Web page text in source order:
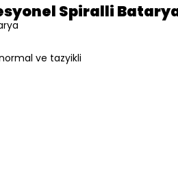
Spiralli
ve tazyikli